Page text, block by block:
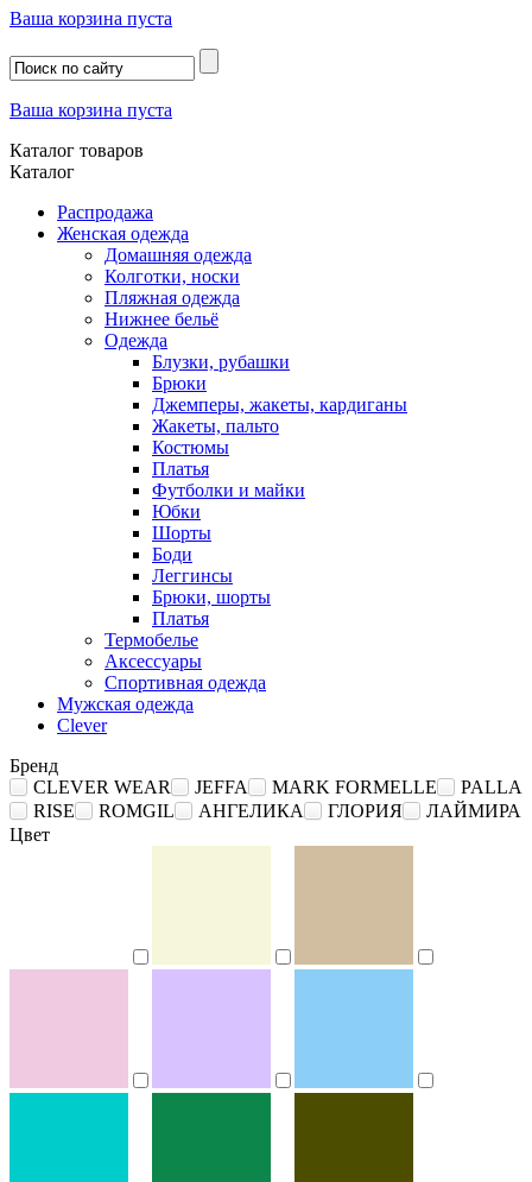
Ваша корзина пуста
Ваша корзина пуста
Каталог товаров
Каталог
Распродажа
Женская одежда
Домашняя одежда
Колготки, носки
Пляжная одежда
Нижнее бельё
Одежда
Блузки, рубашки
Брюки
Джемперы, жакеты, кардиганы
Жакеты, пальто
Костюмы
Платья
Футболки и майки
Юбки
Шорты
Боди
Леггинсы
Брюки, шорты
Платья
Термобелье
Аксессуары
Спортивная одежда
Мужская одежда
Clever
Бренд
CLEVER WEAR
JEFFA MARK FORMELLE
PALLA
RISE
ROMGIL АНГЕЛИКА ГЛОРИЯ
ЛАЙМИРА
Цвет